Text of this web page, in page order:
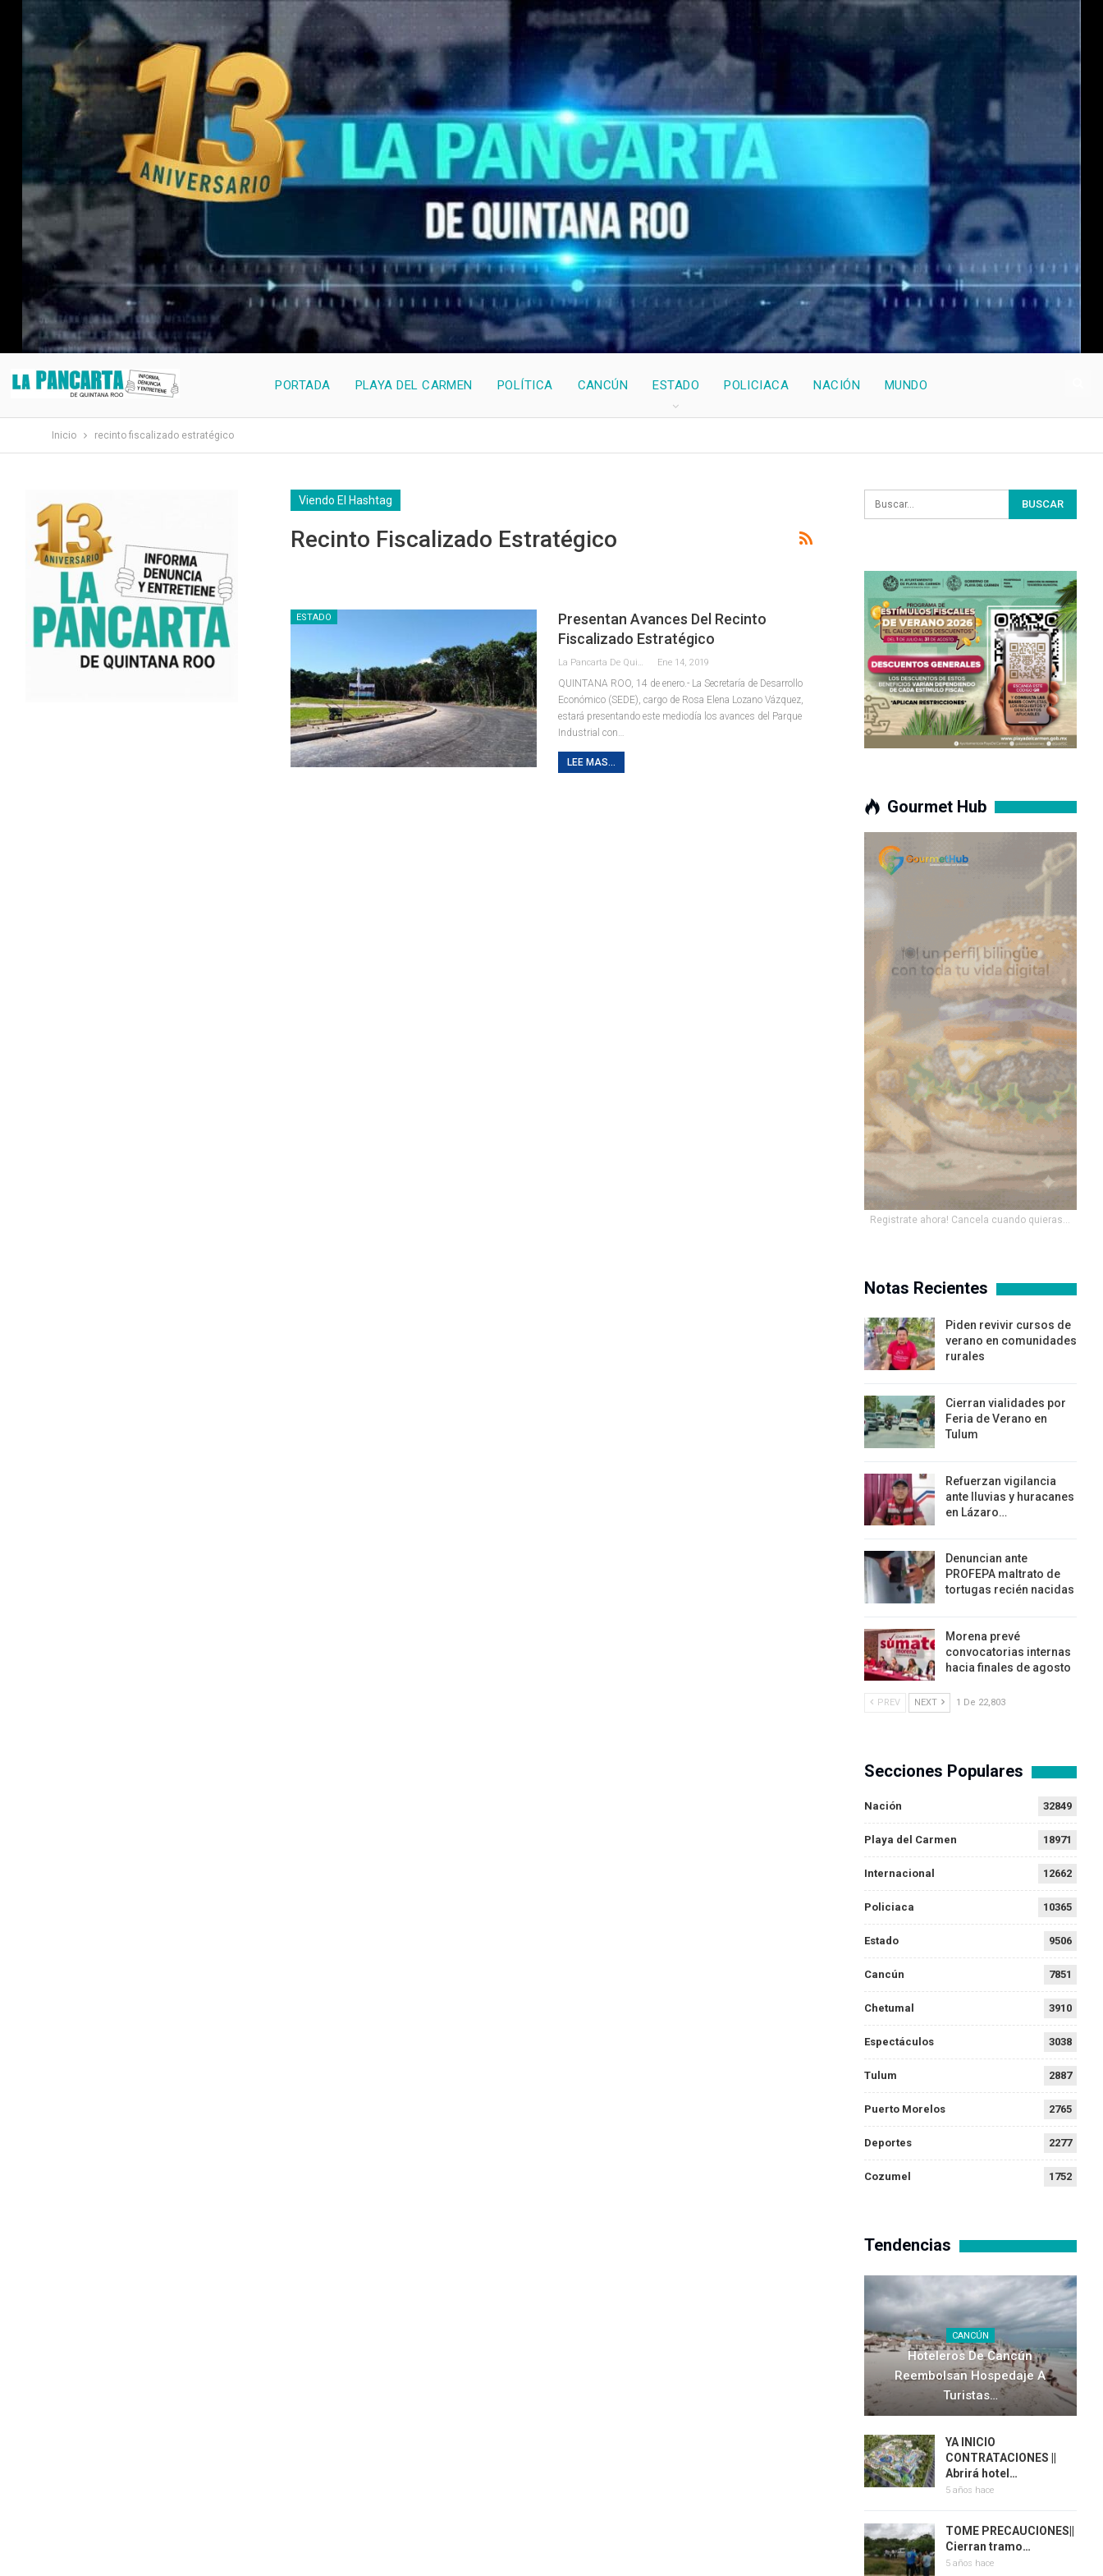
PORTADA PLAYA DEL CARMEN POLÍTICA CANCÚN ESTADO POLICIACA NACIÓN MUNDO
Inicio recinto fiscalizado estratégico
Viendo El Hashtag
Recinto Fiscalizado Estratégico
ESTADO
Presentan Avances Del Recinto
Fiscalizado Estratégico
Ene 14, 2019
QUINTANA ROO, 14 de enero.- La Secretaría de Desarrollo
Económico (SEDE), cargo de Rosa Elena Lozano Vázquez,
estará presentando este mediodía los avances del Parque
Industrial con…
LEE MAS...
Gourmet Hub
Registrate ahora! Cancela cuando quieras...
Notas Recientes
Piden revivir cursos de
verano en comunidades
rurales
Cierran vialidades por
Feria de Verano en
Tulum
Refuerzan vigilancia
ante lluvias y huracanes
en Lázaro…
Denuncian ante
PROFEPA maltrato de
tortugas recién nacidas
Morena prevé
convocatorias internas
hacia finales de agosto
PREV NEXT 1 De 22,803
Secciones Populares
Nación 32849
Playa del Carmen 18971
Internacional 12662
Policiaca 10365
Estado 9506
Cancún 7851
Chetumal 3910
Espectáculos 3038
Tulum 2887
Puerto Morelos 2765
Deportes 2277
Cozumel 1752
Tendencias
CANCÚN
Hoteleros De Cancún
Reembolsan Hospedaje A
Turistas…
YA INICIO
CONTRATACIONES ||
Abrirá hotel…
5 años hace
TOME PRECAUCIONES||
Cierran tramo…
5 años hace